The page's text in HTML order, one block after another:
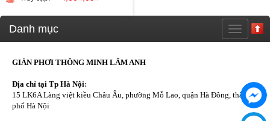
Danh mục
GIÀN PHƠI THÔNG MINH LÂM ANH
Địa chỉ tại Tp Hà Nội:
15 LK6A Làng việt kiều Châu Âu, phường Mỗ Lao, quận Hà Đông, thành
phố Hà Nội